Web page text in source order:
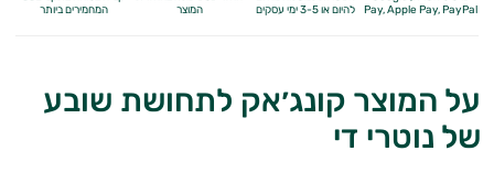
Pay,Apple Pay, PayPal
להיום או 3-5 ימי עסקים
המוצר
המחמירים ביותר
על המוצר קונג׳אק לתחושת שובע
של נוטרי די